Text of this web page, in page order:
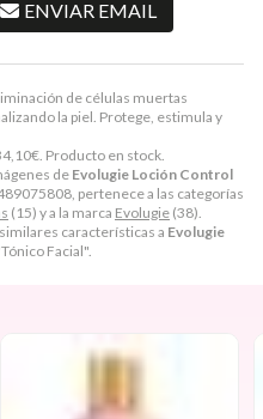
de células muertas
la piel. Protege, estimula y
€ . Producto en stock.
deEvolugie Loción Control
pertenece a las categorías
(15) y a la marca Evolugie (38).
características a Evolugie
Facial".
ENVIAR EMAIL